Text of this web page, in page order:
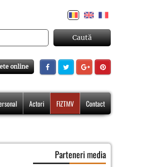
Caută
online
Actori FIZTMV Contact
Parteneri media